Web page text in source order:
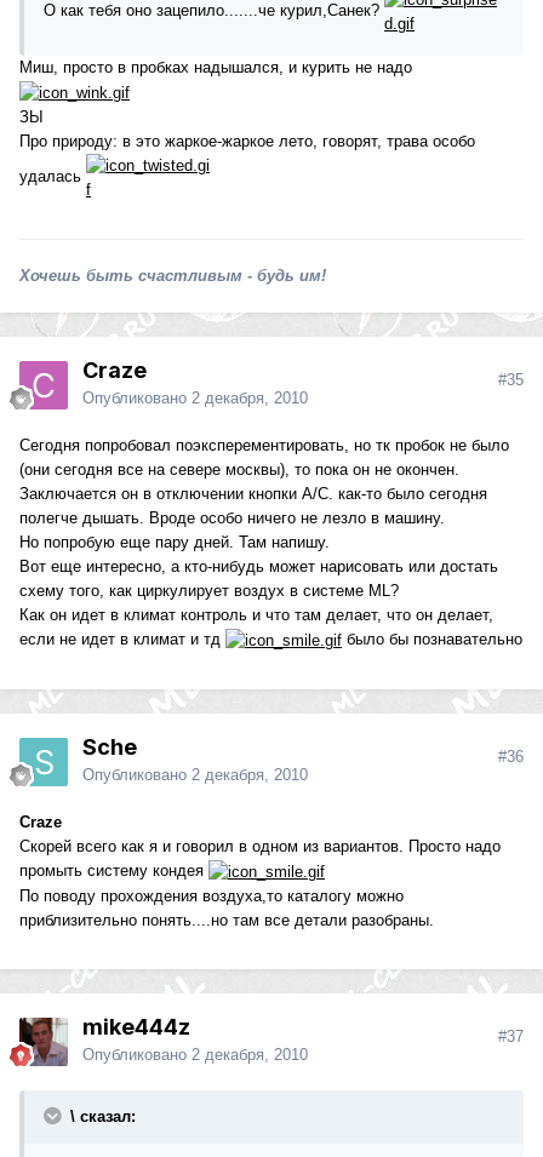
О как тебя оно зацепило.......че курил,Санек?
Миш, просто в пробках надышался, и курить не надо
ЗЫ
Про природу: в это жаркое-жаркое лето, говорят, трава особо
удалась
Хочешь быть счастливым - будь им!
Craze
Опубликовано 2 декабря, 2010
#35
Сегодня попробовал поэксперементировать, но тк пробок не было
(они сегодня все на севере москвы), то пока он не окончен.
Заключается он в отключении кнопки A/C. как-то было сегодня
полегче дышать. Вроде особо ничего не лезло в машину.
Но попробую еще пару дней. Там напишу.
Вот еще интересно, а кто-нибудь может нарисовать или достать
схему того, как циркулирует воздух в системе ML?
Как он идет в климат контроль и что там делает, что он делает,
если не идет в климат и тд
было бы познавательно
Sche
Опубликовано 2 декабря, 2010
#36
Craze
Скорей всего как я и говорил в одном из вариантов. Просто надо
промыть систему кондея
По поводу прохождения воздуха,то каталогу можно
приблизительно понять....но там все детали разобраны.
mike444z
Опубликовано 2 декабря, 2010
#37
\ сказал: